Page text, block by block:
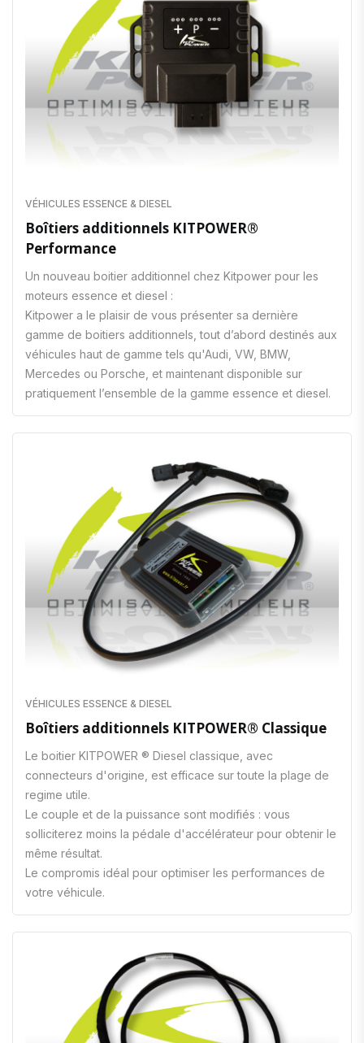
VÉHICULES ESSENCE & DIESEL
Boîtiers additionnels KITPOWER®
Performance
Un nouveau boitier additionnel chez Kitpower pour les
moteurs essence et diesel :
Kitpower a le plaisir de vous présenter sa dernière
gamme de boitiers additionnels, tout d’abord destinés aux
véhicules haut de gamme tels qu'Audi, VW, BMW,
Mercedes ou Porsche, et maintenant disponible sur
pratiquement l’ensemble de la gamme essence et diesel.
VÉHICULES ESSENCE & DIESEL
Boîtiers additionnels KITPOWER® Classique
Le boitier KITPOWER ® Diesel classique, avec
connecteurs d'origine, est efficace sur toute la plage de
regime utile.
Le couple et de la puissance sont modifiés : vous
solliciterez moins la pédale d'accélérateur pour obtenir le
même résultat.
Le compromis idéal pour optimiser les performances de
votre véhicule.